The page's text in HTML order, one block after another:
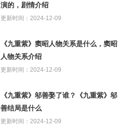
演的，剧情介绍
更新时间：2024-12-09
《九重紫》窦昭人物关系是什么，窦昭
人物关系介绍
更新时间：2024-12-09
《九重紫》邬善娶了谁？《九重紫》邬
善结局是什么
更新时间：2024-12-09